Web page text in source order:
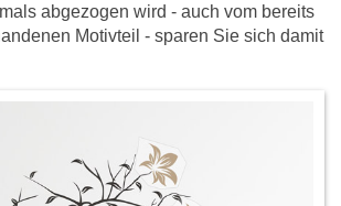
abgezogen wird - auch vom bereits
Motivteil - sparen Sie sich damit